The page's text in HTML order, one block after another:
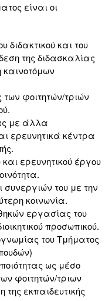
είναι οι
διδακτικού και του
της διδασκαλίας
καινοτόμων
των φοιτητών/τριών
με άλλα
ερευνητικά κέντρα
ερευνητικού έργου
του με την
κοινωνία.
εργασίας του
προσωπικού.
του Τμήματος
ως μέσο
φοιτητών/τριων
εκπαιδευτικής